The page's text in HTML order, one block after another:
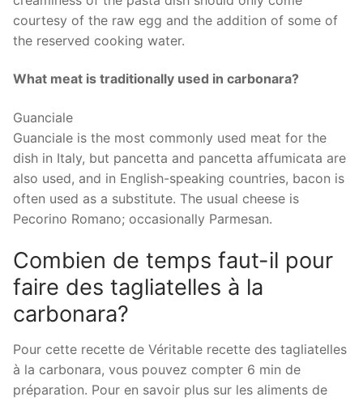
courtesy of the raw egg and the addition of some of
the reserved cooking water.
What meat is traditionally used in carbonara?
Guanciale
Guanciale is the most commonly used meat for the
dish in Italy, but pancetta and pancetta affumicata are
also used, and in English-speaking countries, bacon is
often used as a substitute. The usual cheese is
Pecorino Romano; occasionally Parmesan.
Combien de temps faut-il pour
faire des tagliatelles à la
carbonara?
Pour cette recette de Véritable recette des tagliatelles
à la carbonara, vous pouvez compter 6 min de
préparation. Pour en savoir plus sur les aliments de